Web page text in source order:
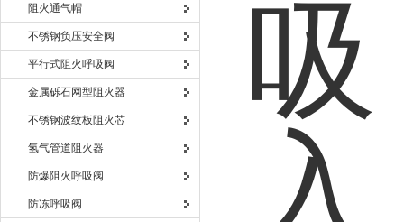
阻火通气帽
不锈钢负压安全阀
平行式阻火呼吸阀
金属砾石网型阻火器
不锈钢波纹板阻火芯
氢气管道阻火器
防爆阻火呼吸阀
防冻呼吸阀